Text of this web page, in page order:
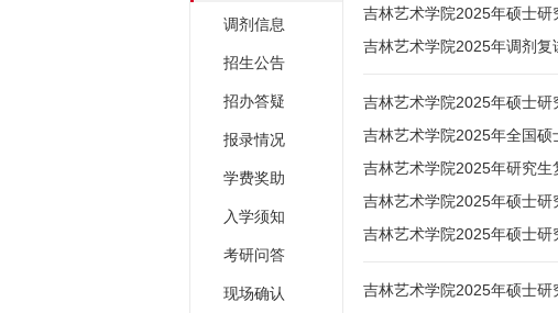
调剂信息
招生公告
招办答疑
报录情况
学费奖助
入学须知
考研问答
现场确认
吉林艺术学院2025年硕士研
吉林艺术学院2025年调剂复
吉林艺术学院2025年硕士研
吉林艺术学院2025年全国
吉林艺术学院2025年研究生
吉林艺术学院2025年硕士
吉林艺术学院2025年硕士
吉林艺术学院2025年硕士